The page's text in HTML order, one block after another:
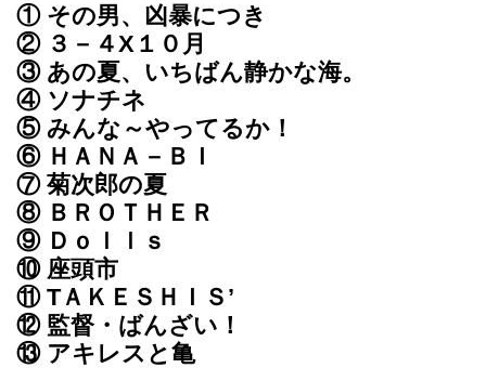
① その男、凶暴につき
② ３－４X１０月
③ あの夏、いちばん静かな海。
④ ソナチネ
⑤ みんな～やってるか！
⑥ ＨＡＮＡ－ＢＩ
⑦ 菊次郎の夏
⑧ ＢＲＯＴＨＥＲ
⑨ Ｄｏｌｌｓ
⑩ 座頭市
⑪ TＡＫＥＳＨＩＳ’
⑫ 監督・ばんざい！
⑬ アキレスと亀